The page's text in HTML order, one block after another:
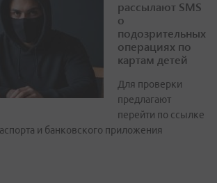
рассылают SMS
о
подозрительных
операциях по
картам детей
Для проверки
предлагают
перейти по ссылке
и банковского приложения